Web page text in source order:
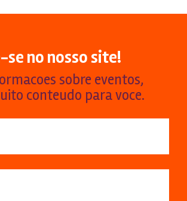
se no nosso site!
sobre eventos,
conteudo para voce.